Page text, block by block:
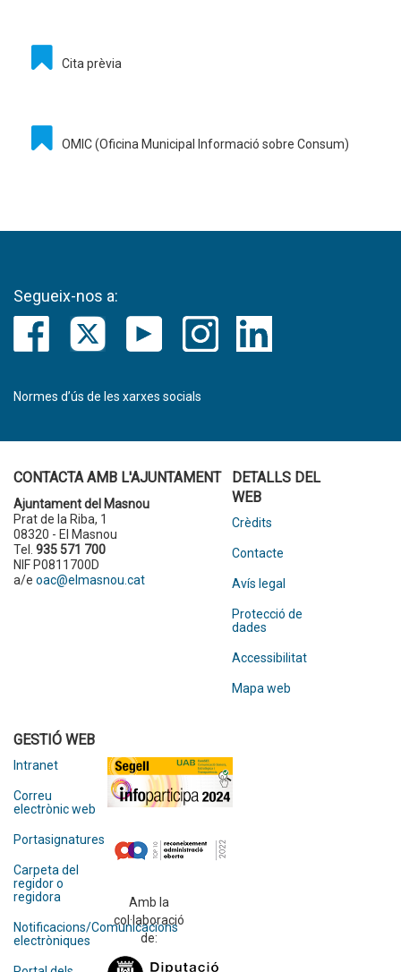
Cita prèvia
OMIC (Oficina Municipal Informació sobre Consum)
Segueix-nos a:
Normes d’ús de les xarxes socials
CONTACTA AMB L'AJUNTAMENT
Ajuntament del Masnou
Prat de la Riba, 1
08320 - El Masnou
Tel. 935 571 700
NIF P0811700D
a/e oac@elmasnou.cat
DETALLS DEL
WEB
Crèdits
Contacte
Avís legal
Protecció de
dades
Accessibilitat
Mapa web
GESTIÓ WEB
Intranet
Correu
electrònic web
Portasignatures
Carpeta del
regidor o
regidora
Notificacions/Comunicacions
electròniques
Amb la
col·laboració
de: